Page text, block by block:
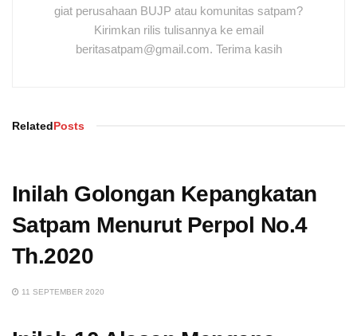
giat perusahaan BUJP atau komunitas satpam?
Kirimkan rilis tulisannya ke email
beritasatpam@gmail.com. Terima kasih
RelatedPosts
Inilah Golongan Kepangkatan
Satpam Menurut Perpol No.4
Th.2020
11 SEPTEMBER 2020